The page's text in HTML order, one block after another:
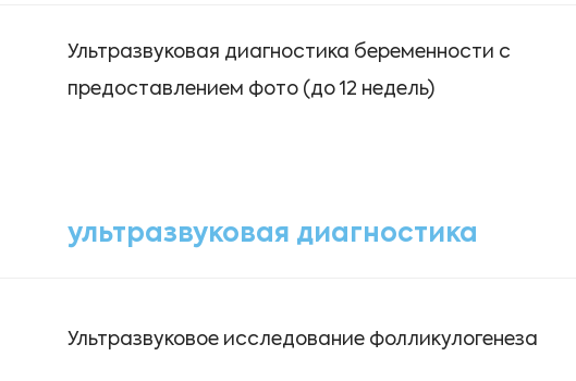
Ультразвуковая диагностика беременности с
предоставлением фото (до 12 недель)
ультразвуковая диагностика
Ультразвуковое исследование фолликулогенеза